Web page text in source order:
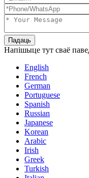
Падаць
Напішыце тут сваё
English
French
German
Portuguese
Spanish
Russian
Japanese
Korean
Arabic
Irish
Greek
Turkish